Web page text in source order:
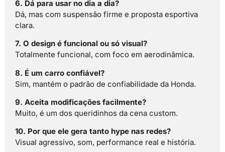
6. Dá para usar no dia a dia?
Dá, mas com suspensão firme e proposta esportiva
clara.
7. O design é funcional ou só visual?
Totalmente funcional, com foco em aerodinâmica.
8. É um carro confiável?
Sim, mantém o padrão de confiabilidade da Honda.
9. Aceita modificações facilmente?
Muito, é um dos queridinhos da cena custom.
10. Por que ele gera tanto hype nas redes?
Visual agressivo, som, performance real e história.